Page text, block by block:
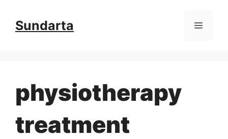
Sundarta Menu
physiotherapy
treatment